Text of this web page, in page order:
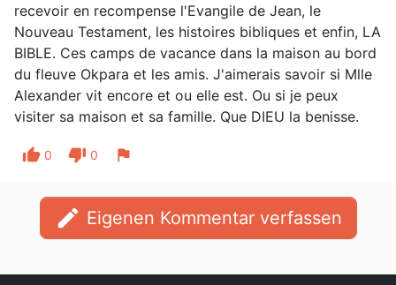
recevoir en recompense l'Evangile de Jean, le
Nouveau Testament, les histoires bibliques et enfin, LA
BIBLE. Ces camps de vacance dans la maison au bord
du fleuve Okpara et les amis. J'aimerais savoir si Mlle
Alexander vit encore et ou elle est. Ou si je peux
visiter sa maison et sa famille. Que DIEU la benisse.
thumb_up 0 thumb_down 0 flag
edit Eigenen Kommentar verfassen